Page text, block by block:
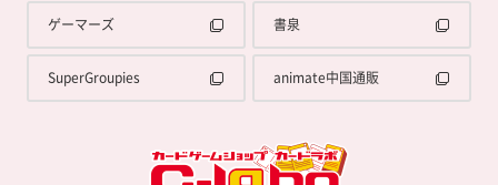
ゲーマーズ 書泉
SuperGroupies animate中国通販